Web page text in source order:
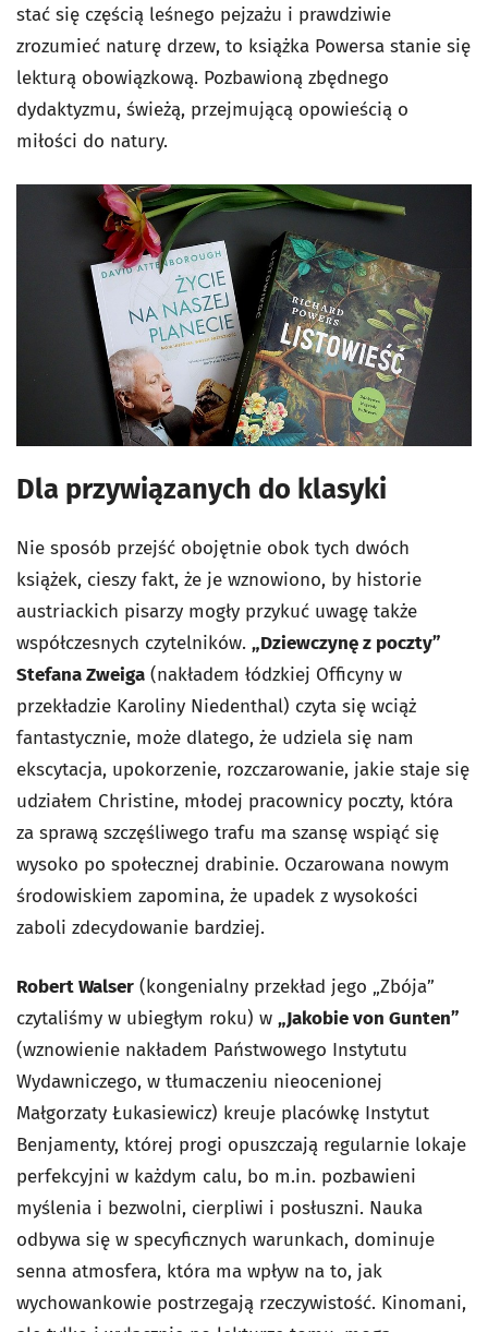
stać się częścią leśnego pejzażu i prawdziwie
zrozumieć naturę drzew, to książka Powersa stanie się
lekturą obowiązkową. Pozbawioną zbędnego
dydaktyzmu, świeżą, przejmującą opowieścią o
miłości do natury.
Dla przywiązanych do klasyki
Nie sposób przejść obojętnie obok tych dwóch
książek, cieszy fakt, że je wznowiono, by historie
austriackich pisarzy mogły przykuć uwagę także
współczesnych czytelników. „Dziewczynę z poczty”
Stefana Zweiga (nakładem łódzkiej Officyny w
przekładzie Karoliny Niedenthal) czyta się wciąż
fantastycznie, może dlatego, że udziela się nam
ekscytacja, upokorzenie, rozczarowanie, jakie staje się
udziałem Christine, młodej pracownicy poczty, która
za sprawą szczęśliwego trafu ma szansę wspiąć się
wysoko po społecznej drabinie. Oczarowana nowym
środowiskiem zapomina, że upadek z wysokości
zaboli zdecydowanie bardziej.
Robert Walser (kongenialny przekład jego „Zbója”
czytaliśmy w ubiegłym roku) w „Jakobie von Gunten”
(wznowienie nakładem Państwowego Instytutu
Wydawniczego, w tłumaczeniu nieocenionej
Małgorzaty Łukasiewicz) kreuje placówkę Instytut
Benjamenty, której progi opuszczają regularnie lokaje
perfekcyjni w każdym calu, bo m.in. pozbawieni
myślenia i bezwolni, cierpliwi i posłuszni. Nauka
odbywa się w specyficznych warunkach, dominuje
senna atmosfera, która ma wpływ na to, jak
wychowankowie postrzegają rzeczywistość. Kinomani,